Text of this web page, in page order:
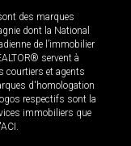
des marques
dont la National
de l’immobilier
servent à
courtiers et agents
d'homologation
respectifs sont la
immobiliers que